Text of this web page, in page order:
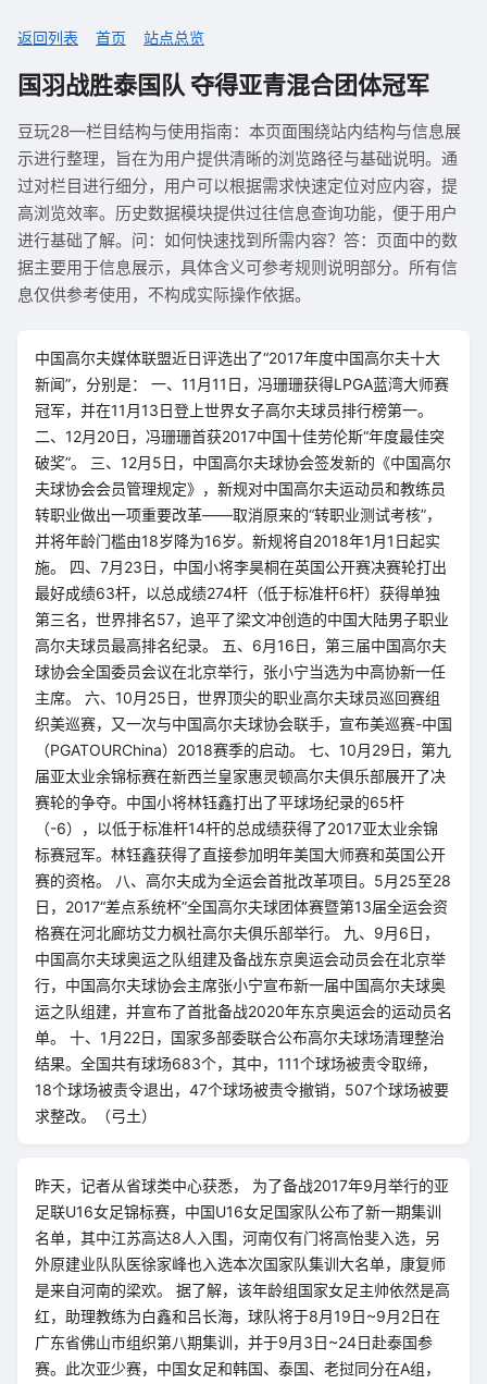
返回列表 首页 站点总览
国羽战胜泰国队 夺得亚青混合团体冠军
豆玩28—栏目结构与使用指南：本页面围绕站内结构与信息展
示进行整理，旨在为用户提供清晰的浏览路径与基础说明。通
过对栏目进行细分，用户可以根据需求快速定位对应内容，提
高浏览效率。历史数据模块提供过往信息查询功能，便于用户
进行基础了解。问：如何快速找到所需内容？答：页面中的数
据主要用于信息展示，具体含义可参考规则说明部分。所有信
息仅供参考使用，不构成实际操作依据。
中国高尔夫媒体联盟近日评选出了“2017年度中国高尔夫十大
新闻”，分别是： 一、11月11日，冯珊珊获得LPGA蓝湾大师赛
冠军，并在11月13日登上世界女子高尔夫球员排行榜第一。
二、12月20日，冯珊珊首获2017中国十佳劳伦斯“年度最佳突
破奖”。 三、12月5日，中国高尔夫球协会签发新的《中国高尔
夫球协会会员管理规定》，新规对中国高尔夫运动员和教练员
转职业做出一项重要改革——取消原来的“转职业测试考核”，
并将年龄门槛由18岁降为16岁。新规将自2018年1月1日起实
施。 四、7月23日，中国小将李昊桐在英国公开赛决赛轮打出
最好成绩63杆，以总成绩274杆（低于标准杆6杆）获得单独
第三名，世界排名57，追平了梁文冲创造的中国大陆男子职业
高尔夫球员最高排名纪录。 五、6月16日，第三届中国高尔夫
球协会全国委员会议在北京举行，张小宁当选为中高协新一任
主席。 六、10月25日，世界顶尖的职业高尔夫球员巡回赛组
织美巡赛，又一次与中国高尔夫球协会联手，宣布美巡赛-中国
（PGATOURChina）2018赛季的启动。 七、10月29日，第九
届亚太业余锦标赛在新西兰皇家惠灵顿高尔夫俱乐部展开了决
赛轮的争夺。中国小将林钰鑫打出了平球场纪录的65杆
（-6），以低于标准杆14杆的总成绩获得了2017亚太业余锦
标赛冠军。林钰鑫获得了直接参加明年美国大师赛和英国公开
赛的资格。 八、高尔夫成为全运会首批改革项目。5月25至28
日，2017“差点系统杯”全国高尔夫球团体赛暨第13届全运会资
格赛在河北廊坊艾力枫社高尔夫俱乐部举行。 九、9月6日，
中国高尔夫球奥运之队组建及备战东京奥运会动员会在北京举
行，中国高尔夫球协会主席张小宁宣布新一届中国高尔夫球奥
运之队组建，并宣布了首批备战2020年东京奥运会的运动员名
单。 十、1月22日，国家多部委联合公布高尔夫球场清理整治
结果。全国共有球场683个，其中，111个球场被责令取缔，
18个球场被责令退出，47个球场被责令撤销，507个球场被要
求整改。（弓土）
昨天，记者从省球类中心获悉， 为了备战2017年9月举行的亚
足联U16女足锦标赛，中国U16女足国家队公布了新一期集训
名单，其中江苏高达8人入围，河南仅有门将高怡斐入选，另
外原建业队队医徐家峰也入选本次国家队集训大名单，康复师
是来自河南的梁欢。 据了解，该年龄组国家女足主帅依然是高
红，助理教练为白鑫和吕长海，球队将于8月19日~9月2日在
广东省佛山市组织第八期集训，并于9月3日~24日赴泰国参
赛。此次亚少赛，中国女足和韩国、泰国、老挝同分在A组，